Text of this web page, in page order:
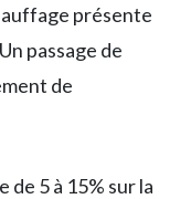
présente
passage de
de
de 5 à 15% sur la